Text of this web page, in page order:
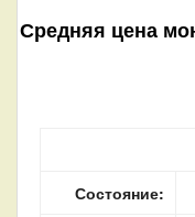
Средняя цена
Состояние: